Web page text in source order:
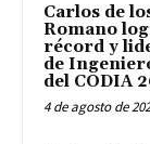
Carlos de
Romano
récord y
de
del CODIA
4 de agosto de